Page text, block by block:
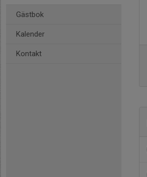
Gästbok
Kalender
Kontakt